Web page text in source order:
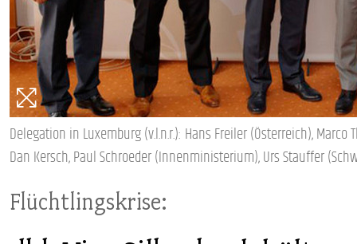
MITGLIEDSCHAFT & SERVICE
Delegation in Luxemburg (v.l.n.r.): Hans Freiler (Österreich),
Dan Kersch, Paul Schroeder (Innenministerium), Urs Stauffer
Flüchtlingskrise: